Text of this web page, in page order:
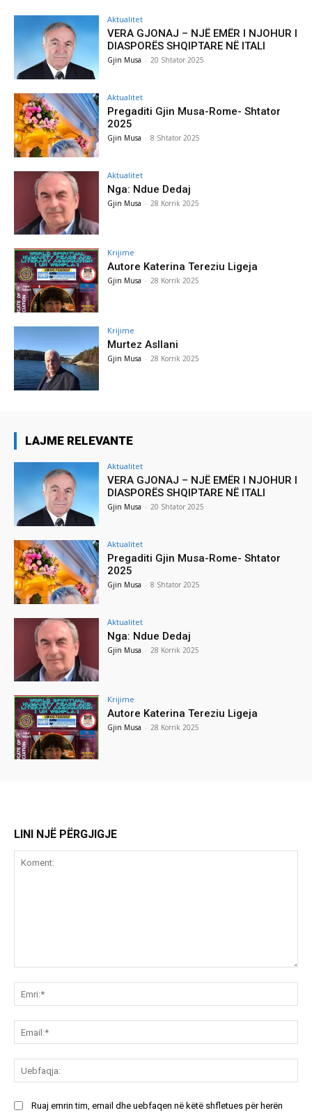
Aktualitet
VERA GJONAJ – NJË EMËR I NJOHUR I
DIASPORËS SHQIPTARE NË ITALI
Gjin Musa - 20 Shtator 2025
Aktualitet
Pregaditi Gjin Musa-Rome- Shtator
2025
Gjin Musa - 8 Shtator 2025
Aktualitet
Nga: Ndue Dedaj
Gjin Musa - 28 Korrik 2025
Krijime
Autore Katerina Tereziu Ligeja
Gjin Musa - 28 Korrik 2025
Krijime
Murtez Asllani
Gjin Musa - 28 Korrik 2025
LAJME RELEVANTE
Aktualitet
VERA GJONAJ – NJË EMËR I NJOHUR I
DIASPORËS SHQIPTARE NË ITALI
Gjin Musa - 20 Shtator 2025
Aktualitet
Pregaditi Gjin Musa-Rome- Shtator
2025
Gjin Musa - 8 Shtator 2025
Aktualitet
Nga: Ndue Dedaj
Gjin Musa - 28 Korrik 2025
Krijime
Autore Katerina Tereziu Ligeja
Gjin Musa - 28 Korrik 2025
LINI NJË PËRGJIGJE
Ruaj emrin tim, email dhe uebfaqen në këtë shfletues për herën